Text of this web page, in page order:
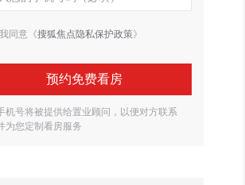
我同意《搜狐焦点隐私保护政策》
预约免费看房
机号将被提供给置业顾问，以便对方联系
为您定制看房服务